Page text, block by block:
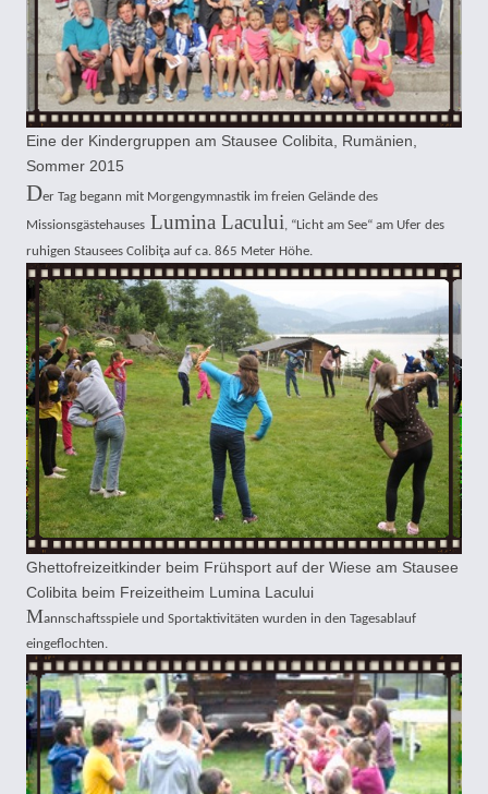
Eine der Kindergruppen am Stausee Colibita, Rumänien,
Sommer 2015
Der Tag begann mit Morgengymnastik im freien Gelände des
Missionsgästehauses Lumina Lacului, “Licht am See“ am Ufer des
ruhigen Stausees Colibiţa auf ca. 865 Meter Höhe.
Ghettofreizeitkinder beim Frühsport auf der Wiese am Stausee
Colibita beim Freizeitheim Lumina Lacului
Mannschaftsspiele und Sportaktivitäten wurden in den Tagesablauf
eingeflochten.